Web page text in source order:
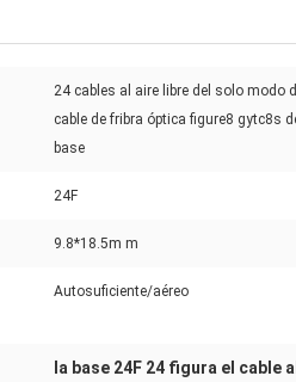
24 cables al aire libre del solo modo
cable de fribra óptica figure8 gytc8s
base
24F
9.8*18.5m m
Autosuficiente/aéreo
la base 24F 24 figura el cable